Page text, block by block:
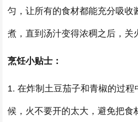
匀，让所有的食材都能充分吸收
煮，直到汤汁变得浓稠之后，关
烹饪小贴士：
1. 在炸制土豆茄子和青椒的过程
候，火不要开的太大，避免把食